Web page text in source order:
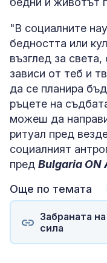
"В социалните
бедността или
възглед за
зависи от теб и
да се планира
ръцете на
можеш да
ритуал пред
социалният
пред Bulgaria ON
Още по темата
Забраната
сила